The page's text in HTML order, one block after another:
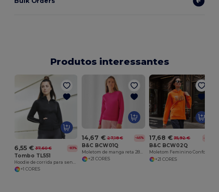
Produtos interessantes
6,55 € 37,60 € -83%
Tombo TL551
+1 CORES
14,67 € 27,18 € -46%
B&C BCW01Q
+21 CORES
17,68 € 35,92 € -51%
B&C BCW02Q
+21 CORES